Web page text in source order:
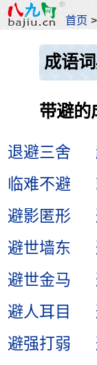
首页 >
成语
带避的
退避三舍
临难不避
避影匿形
避世墙东
避世金马
避人耳目
避强打弱